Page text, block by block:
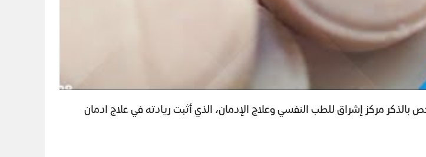
بالذكر مركز إشراق للطب النفسي وعلاج الإدمان، الذي أثبت ريادته في علاج ادمان